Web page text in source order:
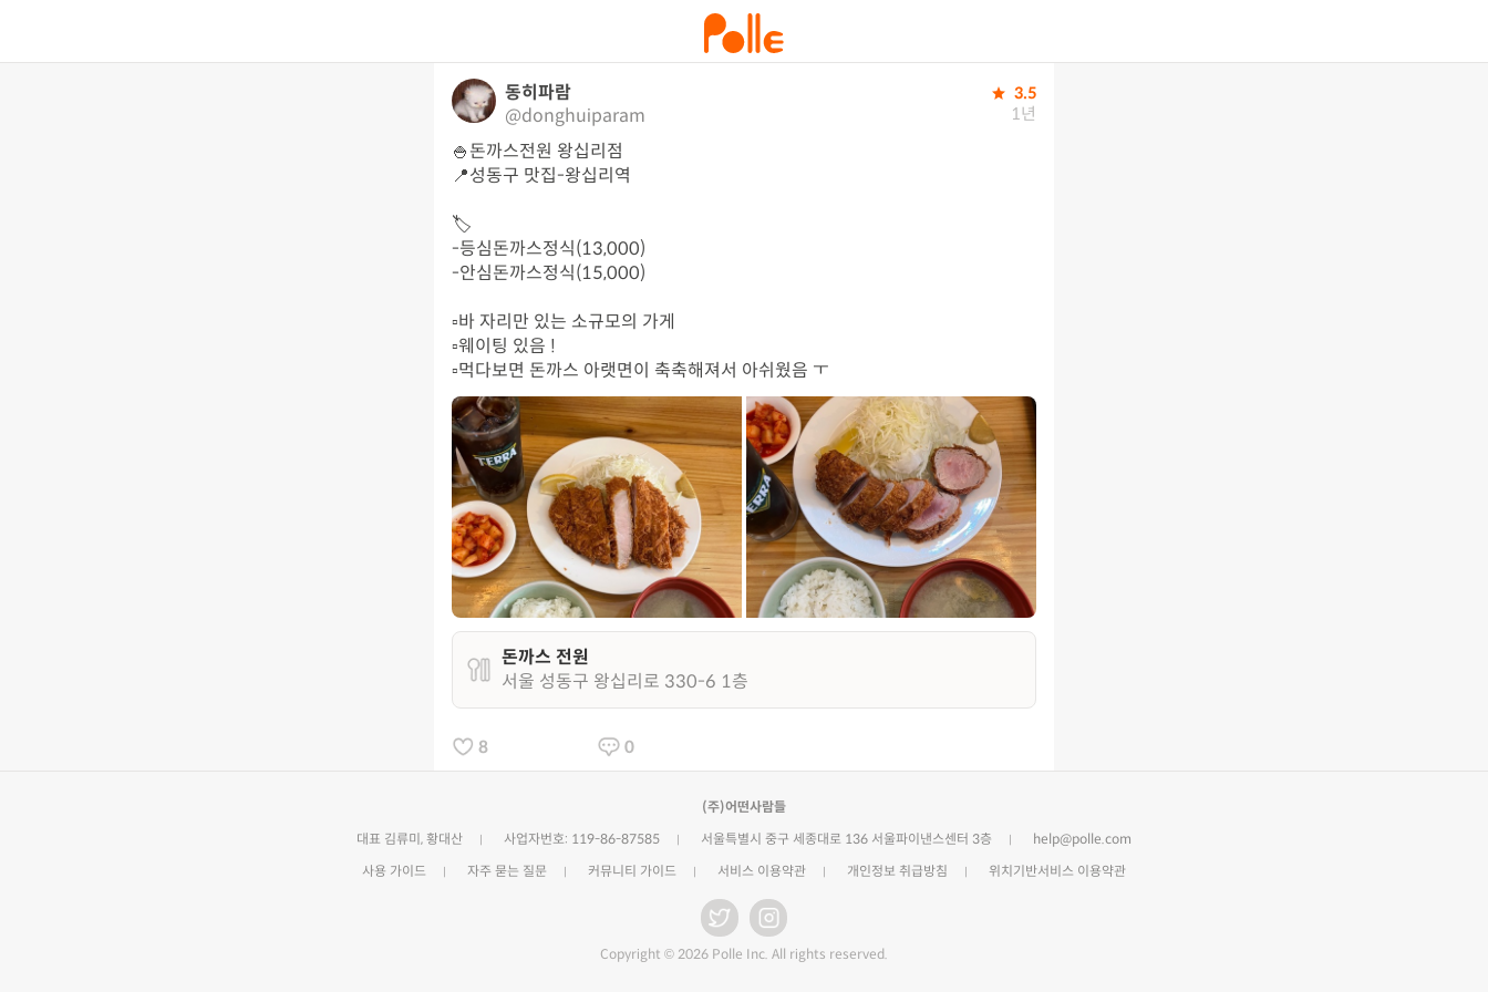
동히파람
@donghuiparam
3.5
1년
🍚돈까스전원 왕십리점
📍성동구 맛집-왕십리역
🏷️
-등심돈까스정식(13,000)
-안심돈까스정식(15,000)
▫️바 자리만 있는 소규모의 가게
▫️웨이팅 있음 !
▫️먹다보면 돈까스 아랫면이 축축해져서 아쉬웠음 ㅜ
돈까스 전원
서울 성동구 왕십리로 330-6 1층
8 0
(주)어떤사람들
대표 김류미, 황대산
사업자번호: 119-86-87585 서울특별시 중구 세종대로 136 서울파이낸스센터 3층
help@polle.com
사용 가이드
자주 묻는 질문 커뮤니티 가이드 서비스 이용약관 개인정보 취급방침 위치기반서비스 이용약관
Copyright © 2026 Polle Inc. All rights reserved.